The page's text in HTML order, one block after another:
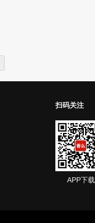
扫码关注
APP下载